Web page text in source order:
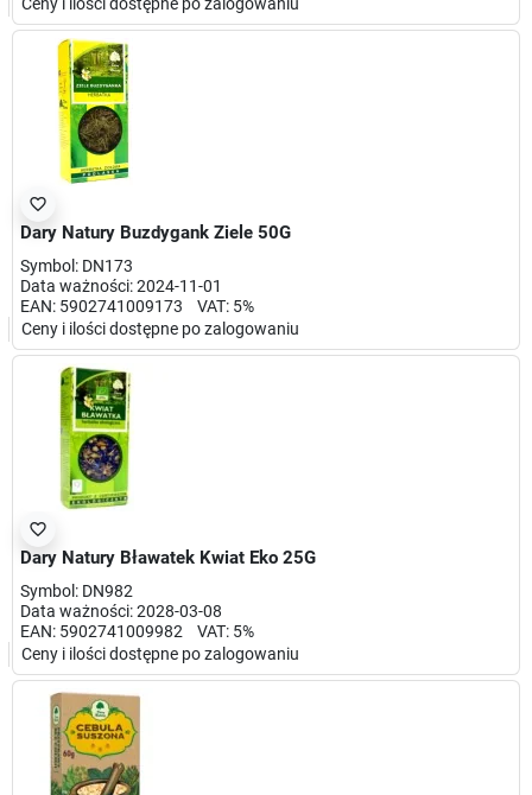
Ceny i ilości dostępne po zalogowaniu
favorite_border
Dary Natury Buzdygank Ziele 50G
Symbol: DN173
Data ważności: 2024-11-01
EAN: 5902741009173 VAT: 5%
Ceny i ilości dostępne po zalogowaniu
favorite_border
Dary Natury Bławatek Kwiat Eko 25G
Symbol: DN982
Data ważności: 2028-03-08
EAN: 5902741009982 VAT: 5%
Ceny i ilości dostępne po zalogowaniu